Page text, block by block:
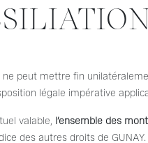
ne peut mettre fin
légale impérative
valable, l’ensemble des
des autres droits de GUNAY.